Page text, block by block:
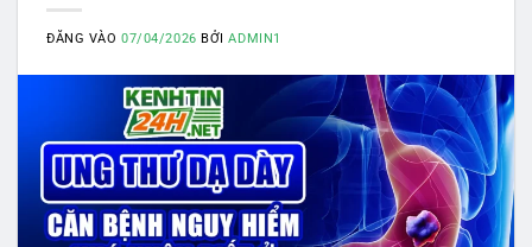
ĐĂNG VÀO07/04/2026 BỞIADMIN1